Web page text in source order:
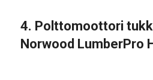
4. Polttomoottori
Norwood LumberPro